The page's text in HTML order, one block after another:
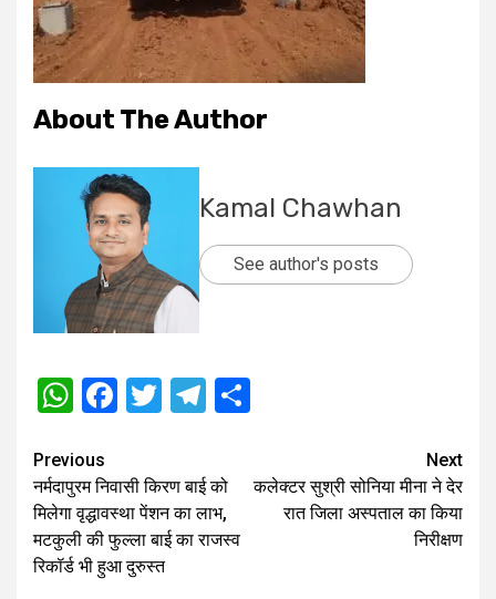
About The Author
Kamal Chawhan
See author's posts
WhatsApp
Facebook
TwitterTelegram
Post
navigation
Previous
नर्मदापुरम निवासी किरण बाई को
मिलेगा वृद्धावस्था पेंशन का लाभ,
मटकुली की फुल्ला बाई का राजस्व
रिकॉर्ड भी हुआ दुरुस्त
Next
कलेक्टर सुश्री सोनिया मीना ने देर
रात जिला अस्पताल का किया
निरीक्षण